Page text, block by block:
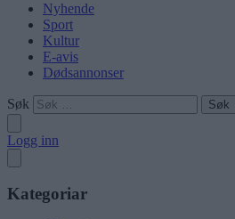
Nyhende
Sport
Kultur
E-avis
Dødsannonser
Søk
Logg inn
Kategoriar